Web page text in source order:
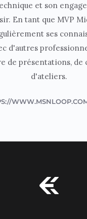
et son
En tant que MVP
ses
d'autres
de présentations,
d'ateliers.